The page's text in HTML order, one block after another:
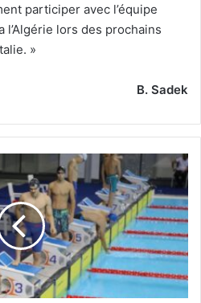
participer avec l’équipe
lors des prochains
»
B. Sadek